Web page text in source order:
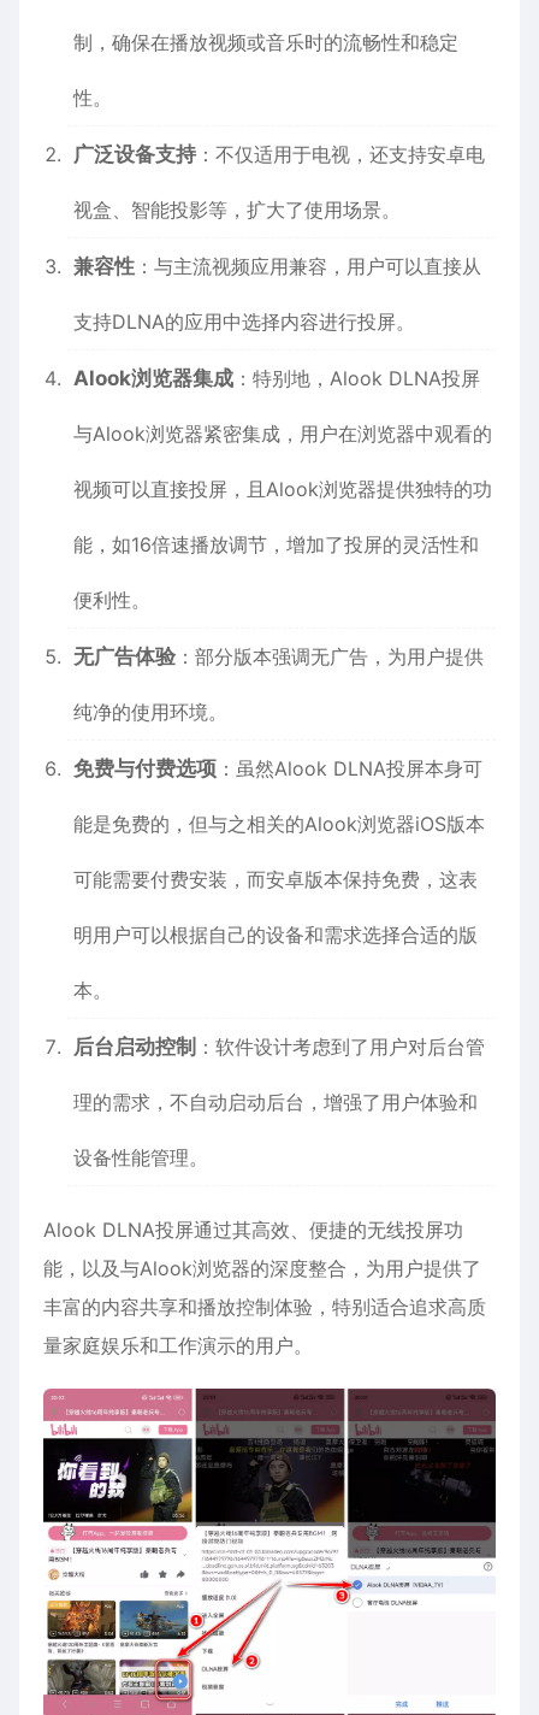
制，确保在播放视频或音乐时的流畅性和稳定
性。
广泛设备支持 ：不仅适用于电视，还支持安卓电
视盒、智能投影等，扩大了使用场景。
兼容性 ：与主流视频应用兼容，用户可以直接从
支持DLNA的应用中选择内容进行投屏。
Alook浏览器集成 ：特别地，Alook DLNA投屏
与Alook浏览器紧密集成，用户在浏览器中观看的
视频可以直接投屏，且Alook浏览器提供独特的功
能，如16倍速播放调节，增加了投屏的灵活性和
便利性。
无广告体验：部分版本强调无广告，为用户提供
纯净的使用环境。
免费与付费选项 ：虽然Alook DLNA投屏本身可
能是免费的，但与之相关的Alook浏览器iOS版本
可能需要付费安装，而安卓版本保持免费，这表
明用户可以根据自己的设备和需求选择合适的版
本。
后台启动控制 ：软件设计考虑到了用户对后台管
理的需求，不自动启动后台，增强了用户体验和
设备性能管理。
Alook DLNA投屏通过其高效、便捷的无线投屏功
能，以及与Alook浏览器的深度整合，为用户提供了
丰富的内容共享和播放控制体验，特别适合追求高质
量家庭娱乐和工作演示的用户。